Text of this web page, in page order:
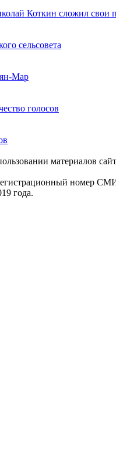
Коткин сложил свои
сельсовета
Мар
голосов
материалов
номер
года.